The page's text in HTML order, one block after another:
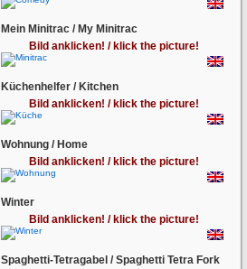
Mein Minitrac / My Minitrac
Bild anklicken! / klick the picture!
Küchenhelfer / Kitchen
Bild anklicken! / klick the picture!
Wohnung / Home
Bild anklicken! / klick the picture!
Winter
Bild anklicken! / klick the picture!
Spaghetti-Tetragabel / Spaghetti Tetra Fork